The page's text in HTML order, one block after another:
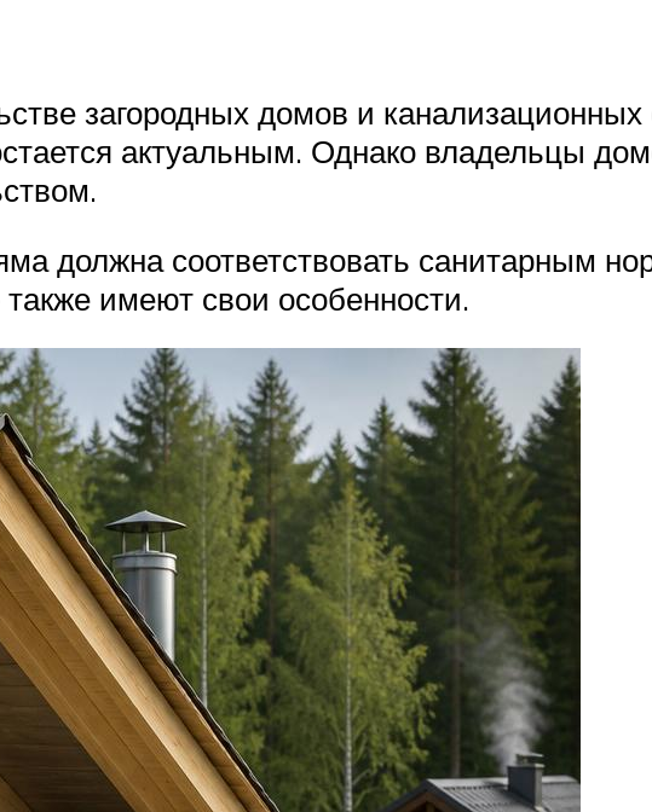
загородных домов и канализационных
актуальным. Однако владельцы
должна соответствовать санитарным
имеют свои особенности.